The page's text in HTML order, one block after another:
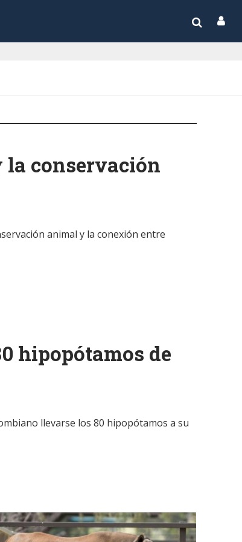
conservación
animal y la conexión entre
hipopótamos de
llevarse los 80 hipopótamos a su